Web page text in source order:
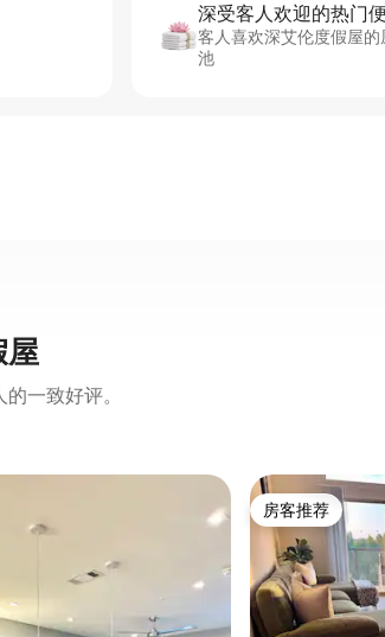
深受客人欢迎的热门
客人喜欢深艾伦度假屋
池
屋
一致好评。
房客推荐
房客推荐